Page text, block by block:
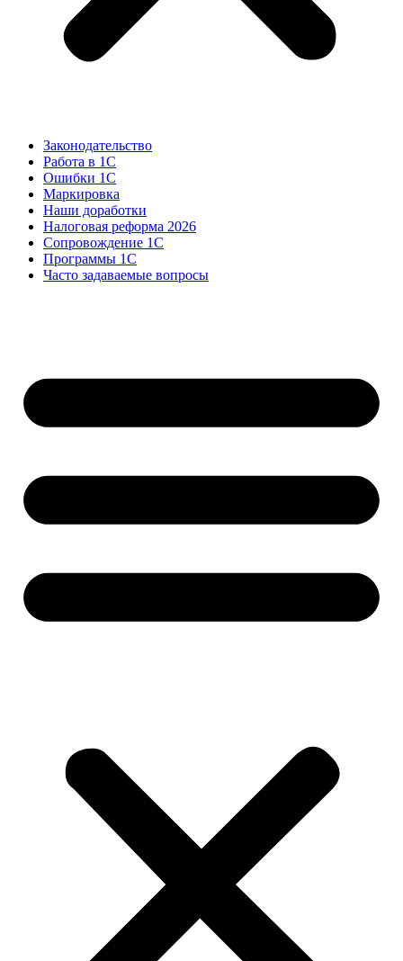
Законодательство
Работа в 1С
Ошибки 1С
Маркировка
Наши доработки
Налоговая реформа 2026
Сопровождение 1С
Программы 1С
Часто задаваемые вопросы